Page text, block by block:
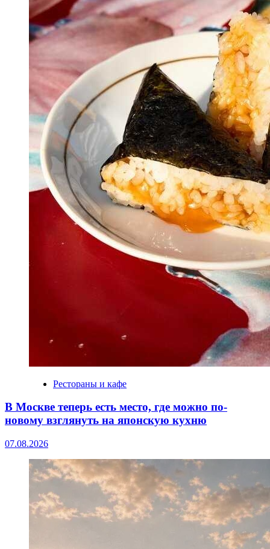
Рестораны и кафе
В Москве теперь есть место, где можно по-
новому взглянуть на японскую кухню
07.08.2026